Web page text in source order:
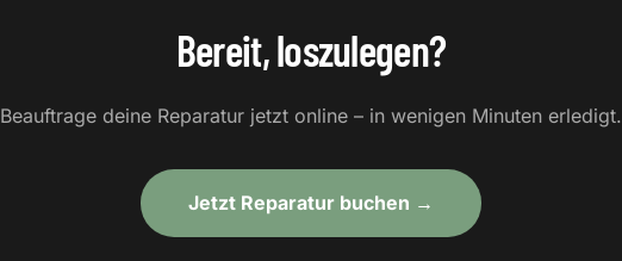
Bereit, loszulegen?
Beauftrage deine Reparatur jetzt online – in wenigen Minuten erledigt.
Jetzt Reparatur buchen →